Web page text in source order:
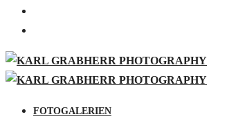
FOTOGALERIEN